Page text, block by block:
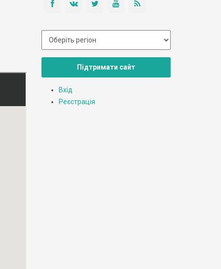
Підтримати сайт
Вхід
Реєстрація